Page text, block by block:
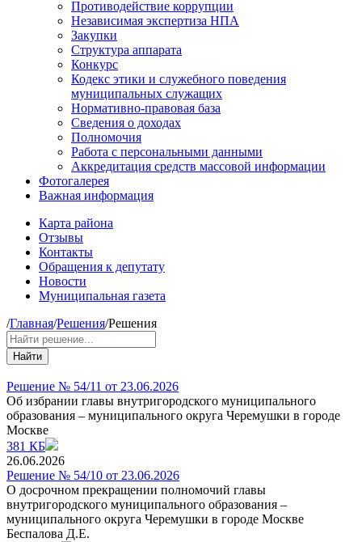
Противодействие коррупции
Независимая экспертиза НПА
Закупки
Структура аппарата
Конкурс
Кодекс этики и служебного поведения
муниципальных служащих
Нормативно-правовая база
Сведения о доходах
Полномочия
Работа с персональными данными
Аккредитация средств массовой информации
Фотогалерея
Важная информация
Карта района
Отзывы
Контакты
Обращения к депутату
Новости
Муниципальная газета
/Главная/Решения/Решения
Найти
Решение № 54/11 от 23.06.2026
Об избрании главы внутригородского муниципального
образования – муниципального округа Черемушки в городе
Москве
381 КБ
26.06.2026
Решение № 54/10 от 23.06.2026
О досрочном прекращении полномочий главы
внутригородского муниципального образования –
муниципального округа Черемушки в городе Москве
Беспалова Д.Е.